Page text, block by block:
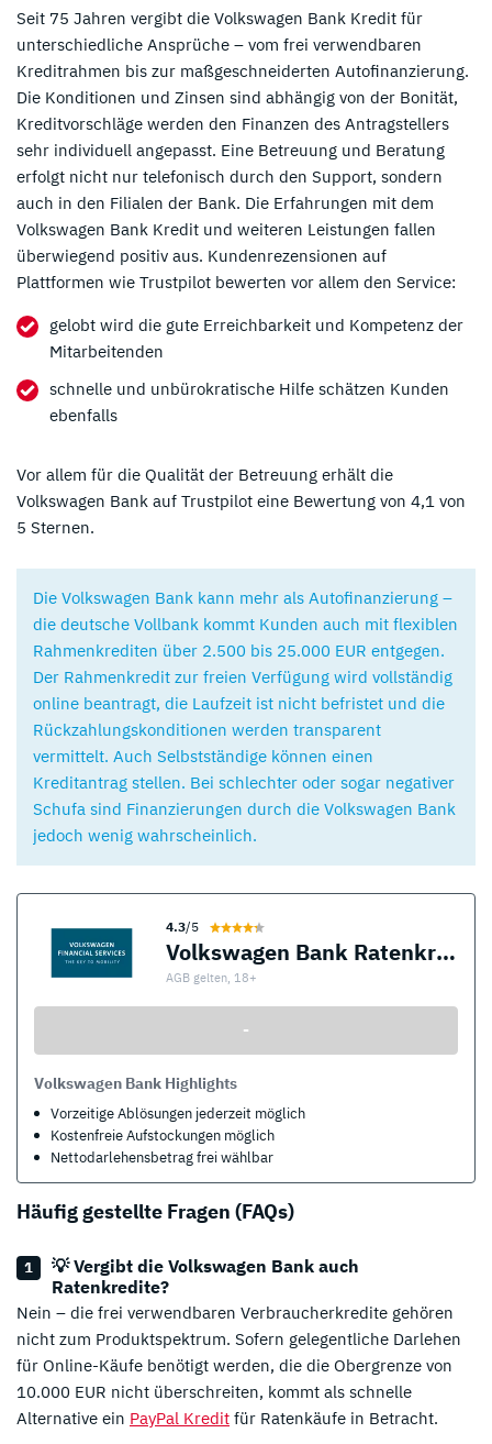
Seit 75 Jahren vergibt die Volkswagen Bank Kredit für
unterschiedliche Ansprüche – vom frei verwendbaren
Kreditrahmen bis zur maßgeschneiderten Autofinanzierung.
Die Konditionen und Zinsen sind abhängig von der Bonität,
Kreditvorschläge werden den Finanzen des Antragstellers
sehr individuell angepasst. Eine Betreuung und Beratung
erfolgt nicht nur telefonisch durch den Support, sondern
auch in den Filialen der Bank. Die Erfahrungen mit dem
Volkswagen Bank Kredit und weiteren Leistungen fallen
überwiegend positiv aus. Kundenrezensionen auf
Plattformen wie Trustpilot bewerten vor allem den Service:
gelobt wird die gute Erreichbarkeit und Kompetenz der
Mitarbeitenden
schnelle und unbürokratische Hilfe schätzen Kunden
ebenfalls
Vor allem für die Qualität der Betreuung erhält die
Volkswagen Bank auf Trustpilot eine Bewertung von 4,1 von
5 Sternen.
Die Volkswagen Bank kann mehr als Autofinanzierung –
die deutsche Vollbank kommt Kunden auch mit flexiblen
Rahmenkrediten über 2.500 bis 25.000 EUR entgegen.
Der Rahmenkredit zur freien Verfügung wird vollständig
online beantragt, die Laufzeit ist nicht befristet und die
Rückzahlungskonditionen werden transparent
vermittelt. Auch Selbstständige können einen
Kreditantrag stellen. Bei schlechter oder sogar negativer
Schufa sind Finanzierungen durch die Volkswagen Bank
jedoch wenig wahrscheinlich.
4.3/5
Volkswagen Bank Ratenkredit
AGB gelten, 18+
-
Volkswagen Bank Highlights
Vorzeitige Ablösungen jederzeit möglich
Kostenfreie Aufstockungen möglich
Nettodarlehensbetrag frei wählbar
Häufig gestellte Fragen (FAQs)
💡 Vergibt die Volkswagen Bank auch
Ratenkredite?
Nein – die frei verwendbaren Verbraucherkredite gehören
nicht zum Produktspektrum. Sofern gelegentliche Darlehen
für Online-Käufe benötigt werden, die die Obergrenze von
10.000 EUR nicht überschreiten, kommt als schnelle
Alternative ein PayPal Kredit für Ratenkäufe in Betracht.